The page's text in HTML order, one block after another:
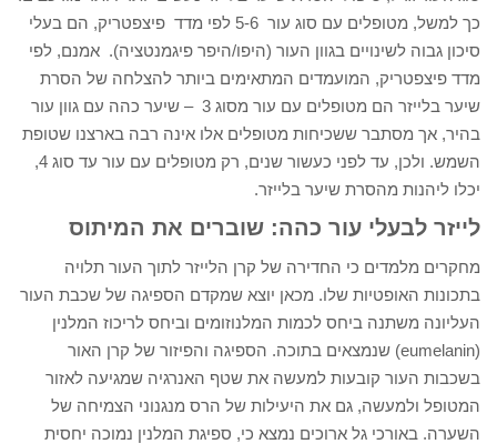
כך למשל, מטופלים עם סוג עור 5-6 לפי מדד פיצפטריק, הם בעלי
סיכון גבוה לשינויים בגוון העור (היפו/היפר פיגמנטציה). אמנם, לפי
מדד פיצפטריק, המועמדים המתאימים ביותר להצלחה של הסרת
שיער בלייזר הם מטופלים עם עור מסוג 3 – שיער כהה עם גוון עור
בהיר, אך מסתבר ששכיחות מטופלים אלו אינה רבה בארצנו שטופת
השמש. ולכן, עד לפני כעשור שנים, רק מטופלים עם עור עד סוג 4,
יכלו ליהנות מהסרת שיער בלייזר.
לייזר לבעלי עור כהה: שוברים את המיתוס
מחקרים מלמדים כי החדירה של קרן הלייזר לתוך העור תלויה
בתכונות האופטיות שלו. מכאן יוצא שמקדם הספיגה של שכבת העור
העליונה משתנה ביחס לכמות המלנוזומים וביחס לריכוז המלנין
(eumelanin) שנמצאים בתוכה. הספיגה והפיזור של קרן האור
בשכבות העור קובעות למעשה את שטף האנרגיה שמגיעה לאזור
המטופל ולמעשה, גם את היעילות של הרס מנגנוני הצמיחה של
השערה. באורכי גל ארוכים נמצא כי, ספיגת המלנין נמוכה יחסית